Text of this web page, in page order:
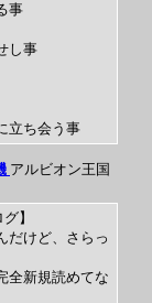
事
し事
立ち会う事
アルビオン王国
】
だけど、さらっ
全新規読めてな